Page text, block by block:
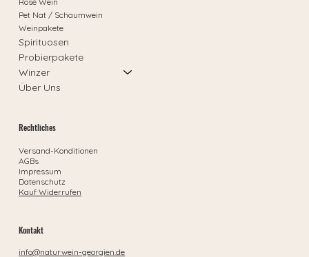
Pet Nat / Schaumwein
Weinpakete
Spirituosen
Probierpakete
Winzer
Über Uns
Rechtliches
Versand-Konditionen
AGBs
Impressum
Datenschutz
Kauf Widerrufen
Kontakt
info@naturwein-georgien.de